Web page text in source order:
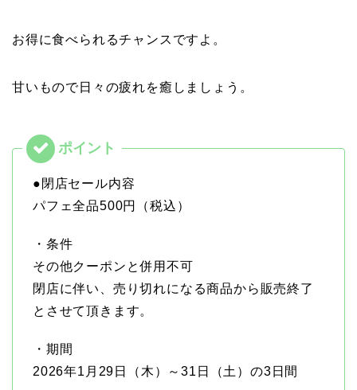
お得に食べられるチャンスですよ。
甘いもので日々の疲れを癒しましょう。
●閉店セール内容
パフェ全品500円（税込）
・条件
その他クーポンと併用不可
閉店に伴い、売り切れになる商品から販売終了
とさせて頂きます。
・期間
2026年1月29日（木）～31日（土）の3日間